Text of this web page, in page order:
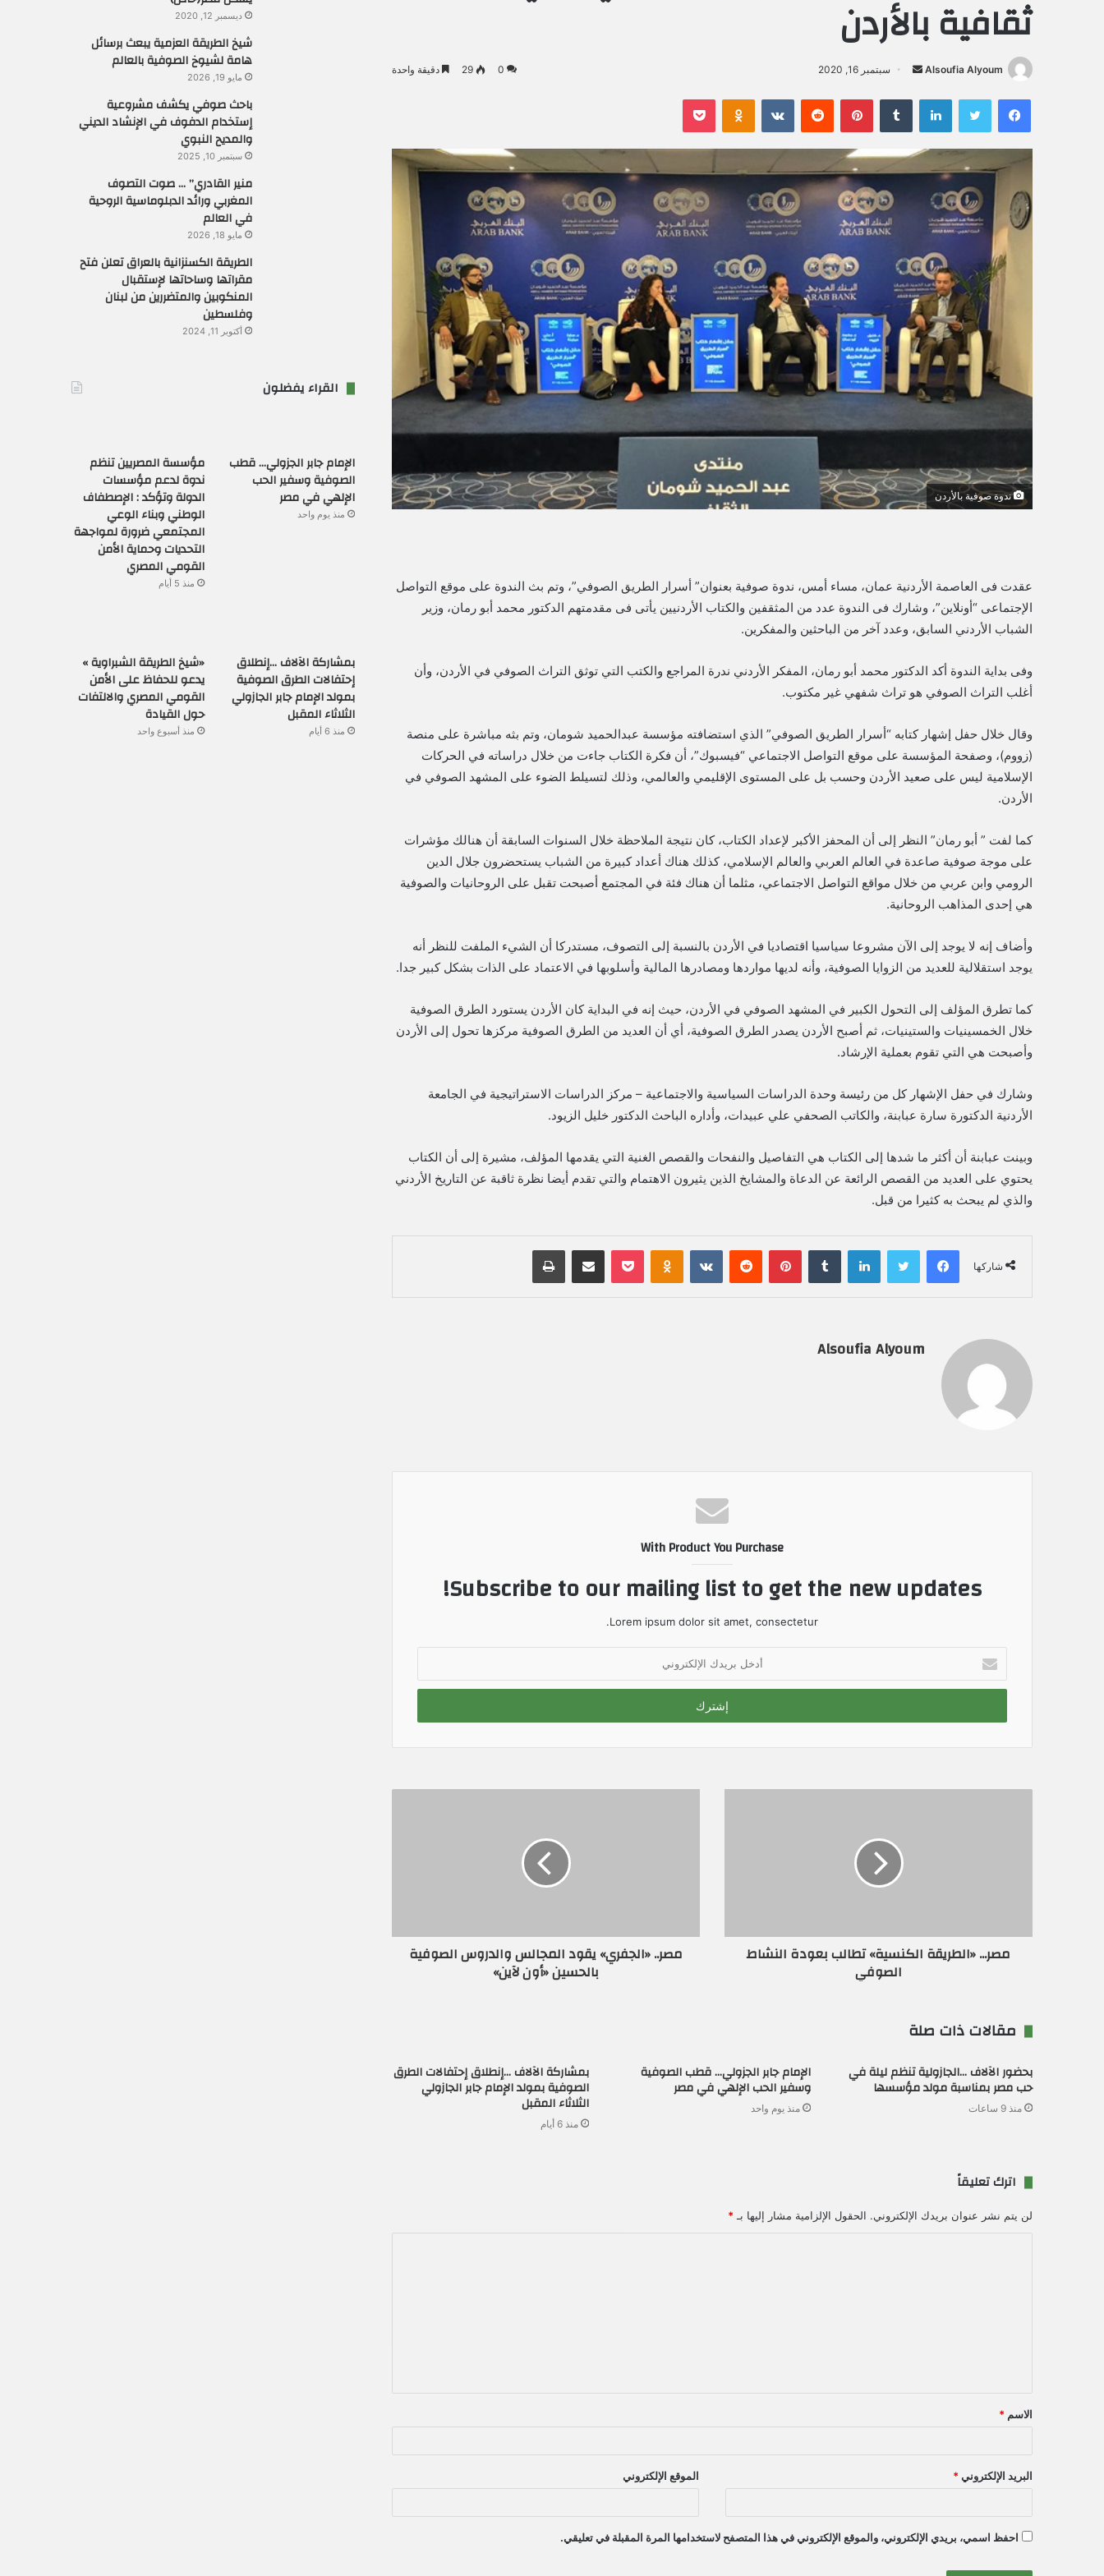
ثقافية بالأردن
Alsoufia Alyoum
ل
ل
ك
ت
ر
و
ن
ي
سبتمبر 16, 2020 0
29 دقيقة واحدة
فيسبوك لينكدإن بينتيريست
ندوة صوفية بالأردن
عقدت فى العاصمة الأردنية عمان، مساء أمس، ندوة صوفية بعنوان” أسرار الطريق الصوفي”، وتم بث الندوة على موقع التواصل
الإجتماعى “أونلاين”، وشارك فى الندوة عدد من المثقفين والكتاب الأردنيين يأتى فى مقدمتهم الدكتور محمد أبو رمان، وزير
الشباب الأردني السابق، وعدد آخر من الباحثين والمفكرين.
وفى بداية الندوة أكد الدكتور محمد أبو رمان، المفكر الأردني ندرة المراجع والكتب التي توثق التراث الصوفي في الأردن، وأن
أغلب التراث الصوفي هو تراث شفهي غير مكتوب.
وقال خلال حفل إشهار كتابه “أسرار الطريق الصوفي” الذي استضافته مؤسسة عبدالحميد شومان، وتم بثه مباشرة على منصة
(زووم)، وصفحة المؤسسة على موقع التواصل الاجتماعي “فيسبوك”، أن فكرة الكتاب جاءت من خلال دراساته في الحركات
الإسلامية ليس على صعيد الأردن وحسب بل على المستوى الإقليمي والعالمي، وذلك لتسيلط الضوء على المشهد الصوفي في
الأردن.
كما لفت ” أبو رمان” النظر إلى أن المحفز الأكبر لإعداد الكتاب، كان نتيجة الملاحظة خلال السنوات السابقة أن هنالك مؤشرات
على موجة صوفية صاعدة في العالم العربي والعالم الإسلامي، كذلك هناك أعداد كبيرة من الشباب يستحضرون جلال الدين
الرومي وابن عربي من خلال مواقع التواصل الاجتماعي، مثلما أن هناك فئة في المجتمع أصبحت تقبل على الروحانيات والصوفية
هي إحدى المذاهب الروحانية.
وأضاف إنه لا يوجد إلى الآن مشروعا سياسيا اقتصاديا في الأردن بالنسبة إلى التصوف، مستدركا أن الشيء الملفت للنظر أنه
يوجد استقلالية للعديد من الزوايا الصوفية، وأنه لديها مواردها ومصادرها المالية وأسلوبها في الاعتماد على الذات بشكل كبير جدا.
كما تطرق المؤلف إلى التحول الكبير في المشهد الصوفي في الأردن، حيث إنه في البداية كان الأردن يستورد الطرق الصوفية
خلال الخمسينيات والستينيات، ثم أصبح الأردن يصدر الطرق الصوفية، أي أن العديد من الطرق الصوفية مركزها تحول إلى الأردن
وأصبحت هي التي تقوم بعملية الإرشاد.
وشارك في حفل الإشهار كل من رئيسة وحدة الدراسات السياسية والاجتماعية – مركز الدراسات الاستراتيجية في الجامعة
الأردنية الدكتورة سارة عبابنة، والكاتب الصحفي علي عبيدات، وأداره الباحث الدكتور خليل الزيود.
وبينت عبابنة أن أكثر ما شدها إلى الكتاب هي التفاصيل والنفحات والقصص الغنية التي يقدمها المؤلف، مشيرة إلى أن الكتاب
يحتوي على العديد من القصص الرائعة عن الدعاة والمشايخ الذين يثيرون الاهتمام والتي تقدم أيضا نظرة ثاقبة عن التاريخ الأردني
والذي لم يبحث به كثيرا من قبل.
شاركها
فيسبوك لينكدإن بينتيريست بوكيت
Alsoufia Alyoum
With Product You Purchase
Subscribe to our mailing list to get the new updates!
Lorem ipsum dolor sit amet, consectetur.
خ
ب
ك
ن
مصر... «الطريقة الكنسية» تطالب بعودة النشاط
الصوفي
مصر.. «الجفري» يقود المجالس والدروس الصوفية
بالحسين «أون لآين»
مقالات ذات صلة
بحضور الآلاف …الجازولية تنظم ليلة في
حب مصر بمناسبة مولد مؤسسها
منذ 9 ساعات
الإمام جابر الجزولي… قطب الصوفية
وسفير الحب الإلهي في مصر
منذ يوم واحد
بمشاركة الآلاف …إنطلاق إحتفالات الطرق
الصوفية بمولد الإمام جابر الجازولي
الثلاثاء المقبل
منذ 6 أيام
اترك تعليقاً
لن يتم نشر عنوان بريدك الإلكتروني. الحقول الإلزامية مشار إليها بـ *
ق
*
الاسم *
البريد الإلكتروني * الموقع الإلكتروني
احفظ اسمي، بريدي الإلكتروني، والموقع الإلكتروني في هذا المتصفح لاستخدامها المرة المقبلة في تعليقي.
ديسمبر 12, 2020
شيخ الطريقة العزمية يبعث برسائل
هامة لشيوخ الصوفية بالعالم
مايو 19, 2026
باحث صوفي يكشف مشروعية
إستخدام الدفوف في الإنشاد الديني
والمديح النبوي
سبتمبر 10, 2025
منير القادري” … صوت التصوف
المغربي ورائد الدبلوماسية الروحية
في العالم
مايو 18, 2026
الطريقة الكسنزانية بالعراق تعلن فتح
مقراتها وساحاتها لإستقبال
المنكوبين والمتضررين من لبنان
وفلسطين
أكتوبر 11, 2024
القراء يفضلون
الإمام جابر الجزولي… قطب
الصوفية وسفير الحب
الإلهي في مصر
منذ يوم واحد
مؤسسة المصريين تنظم
ندوة لدعم مؤسسات
الدولة وتؤكد : الإصطفاف
الوطني وبناء الوعي
المجتمعي ضرورة لمواجهة
التحديات وحماية الأمن
القومي المصري
منذ 5 أيام
بمشاركة الآلاف …إنطلاق
إحتفالات الطرق الصوفية
بمولد الإمام جابر الجازولي
الثلاثاء المقبل
منذ 6 أيام
«شيخ الطريقة الشبراوية »
يدعو للحفاظ على الأمن
القومي المصري والالتفات
حول القيادة
منذ أسبوع واحد